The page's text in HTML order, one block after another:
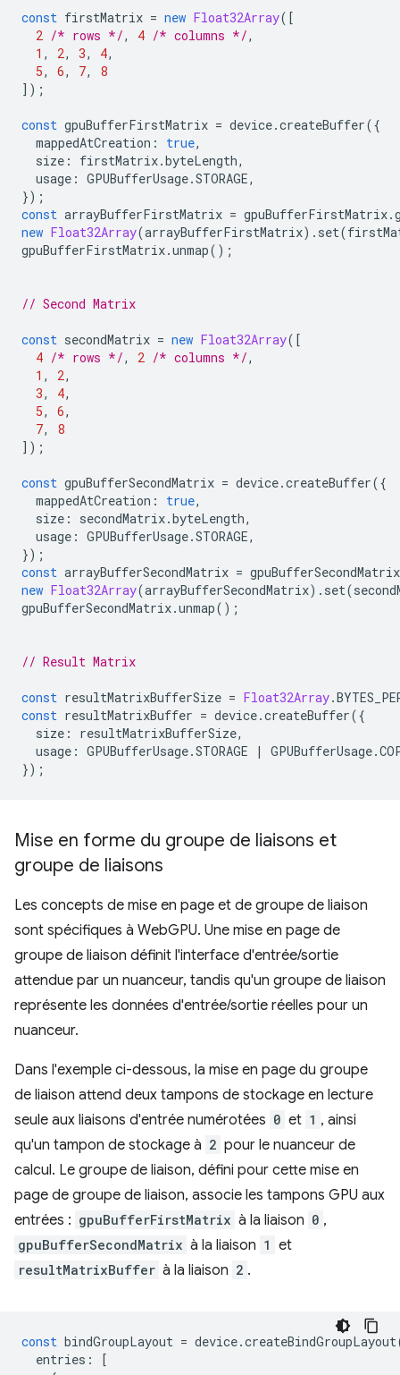
const firstMatrix = new Float32Array([
2 /* rows */, 4 /* columns */,
1 , 2, 3, 4,
5, 6, 7,
8
]);
const gpuBufferFirstMatrix = device.createBuffer({
mappedAtCreation : true,
size : firstMatrix.byteLength,
usage : GPUBufferUsage.STORAGE,
});
const arrayBufferFirstMatrix = gpuBufferFirstMatrix.
new Float32Array(arrayBufferFirstMatrix). set(
gpuBufferFirstMatrix.unmap();
// Second Matrix
const secondMatrix = new Float32Array([
4 /* rows */, 2 /* columns */,
1 , 2,
3, 4,
5, 6,
7,
8
]);
const gpuBufferSecondMatrix = device.createBuffer({
mappedAtCreation : true,
size : secondMatrix.byteLength,
usage : GPUBufferUsage.STORAGE,
});
const arrayBufferSecondMatrix = gpuBufferSecondMatrix
new Float32Array(arrayBufferSecondMatrix). set(
gpuBufferSecondMatrix.unmap();
// Result Matrix
const resultMatrixBufferSize = Float32Array.
const resultMatrixBuffer = device.createBuffer({
size : resultMatrixBufferSize,
usage : GPUBufferUsage.STORAGE | GPUBufferUsage.
});
Mise en forme du groupe de liaisons et
groupe de liaisons
Les concepts de mise en page et de groupe de liaison
sont spécifiques à WebGPU. Une mise en page de
groupe de liaison définit l'interface d'entrée/sortie
attendue par un nuanceur, tandis qu'un groupe de liaison
représente les données d'entrée/sortie réelles pour un
nuanceur.
Dans l'exemple ci-dessous, la mise en page du groupe
de liaison attend deux tampons de stockage en lecture
seule aux liaisons d'entrée numérotées 0 et 1 , ainsi
qu'un tampon de stockage à 2 pour le nuanceur de
calcul. Le groupe de liaison, défini pour cette mise en
page de groupe de liaison, associe les tampons GPU aux
entrées : gpuBufferFirstMatrix à la liaison 0 ,
gpuBufferSecondMatrix à la liaison 1 et
resultMatrixBuffer à la liaison 2 .
const bindGroupLayout = device.createBindGroupLayout
entries :
[